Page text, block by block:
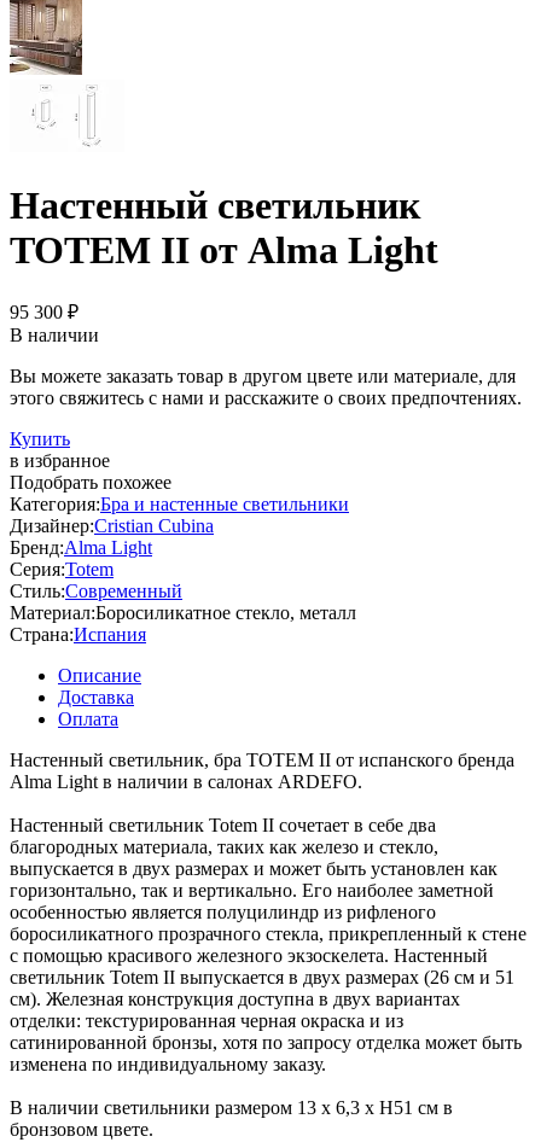
Настенный светильник
TOTEM II от Alma Light
95 300 ₽
В наличии
Вы можете заказать товар в другом цвете или материале, для
этого свяжитесь с нами и расскажите о своих предпочтениях.
Купить
в избранное
Подобрать похожее
Категория:Бра и настенные светильники
Дизайнер:Cristian Cubina
Бренд:Alma Light
Серия:Totem
Стиль:Современный
Материал:Боросиликатное стекло, металл
Страна:Испания
Описание
Доставка
Оплата
Настенный светильник, бра TOTEM II от испанского бренда
Alma Light в наличии в салонах ARDEFO.
Настенный светильник Totem II сочетает в себе два
благородных материала, таких как железо и стекло,
выпускается в двух размерах и может быть установлен как
горизонтально, так и вертикально. Его наиболее заметной
особенностью является полуцилиндр из рифленого
боросиликатного прозрачного стекла, прикрепленный к стене
с помощью красивого железного экзоскелета. Настенный
светильник Totem II выпускается в двух размерах (26 см и 51
см). Железная конструкция доступна в двух вариантах
отделки: текстурированная черная окраска и из
сатинированной бронзы, хотя по запросу отделка может быть
изменена по индивидуальному заказу.
В наличии светильники размером 13 х 6,3 х Н51 см в
бронзовом цвете.